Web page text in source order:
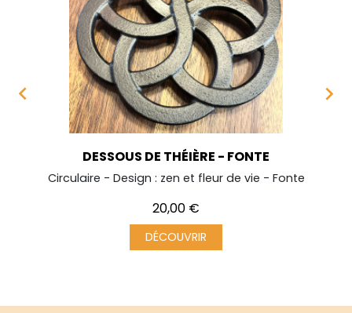

DESSOUS DE THÉIÈRE - FONTE
Circulaire - Design : zen et fleur de vie - Fonte
Prix
20,00 €
DÉCOUVRIR
